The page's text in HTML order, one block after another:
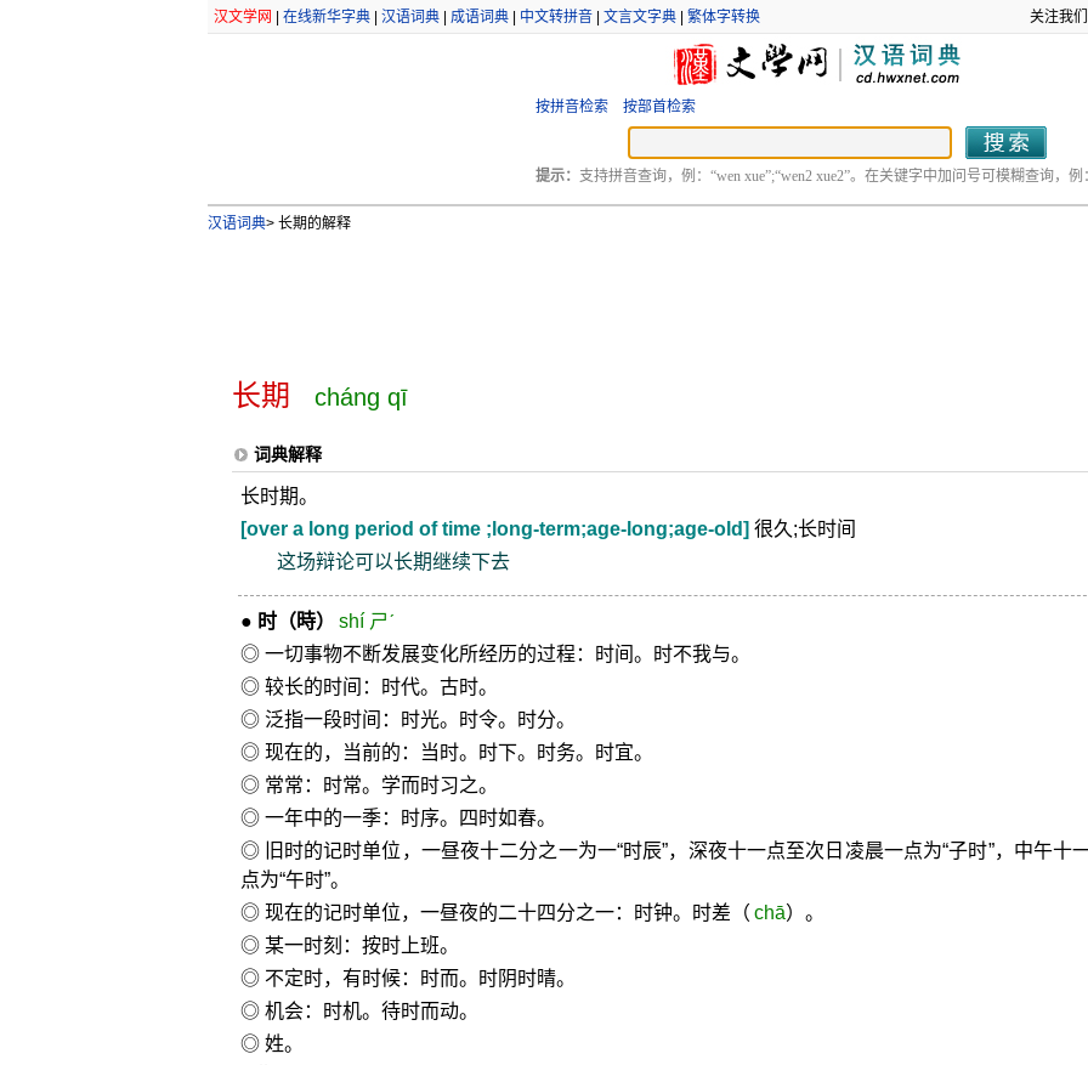
汉文学网 在线新华字典| 汉语词典| 成语词典| 中文转拼音| 文言文字典| 繁体字转换 关注我
按拼音检索 按部首检索
提示： 支持拼音查询，例：“wen xue”;“wen2 xue2”。在关键字中加问号可模糊查询，例
汉语词典>长期的解释
长期 cháng qī
词典解释
长时期。
[over a long period of time ;long-term;age-long;age-old] 很久;长时间
这场辩论可以长期继续下去
● 时（時）
shí ㄕˊ
◎ 一切事物不断发展变化所经历的过程：时间。时不我与。
◎ 较长的时间：时代。古时。
◎ 泛指一段时间：时光。时令。时分。
◎ 现在的，当前的：当时。时下。时务。时宜。
◎ 常常：时常。学而时习之。
◎ 一年中的一季：时序。四时如春。
◎ 旧时的记时单位，一昼夜十二分之一为一“时辰”，深夜十一点至次日凌晨一点为“子时”，中午十
点为“午时”。
◎ 现在的记时单位，一昼夜的二十四分之一：时钟。时差（ chā）。
◎ 某一时刻：按时上班。
◎ 不定时，有时候：时而。时阴时晴。
◎ 机会：时机。待时而动。
◎ 姓。